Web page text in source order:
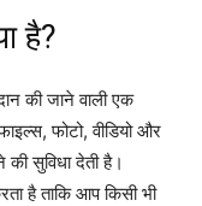
है?
की जाने वाली एक
फोटो, वीडियो और
सुविधा देती है।
है ताकि आप किसी भी